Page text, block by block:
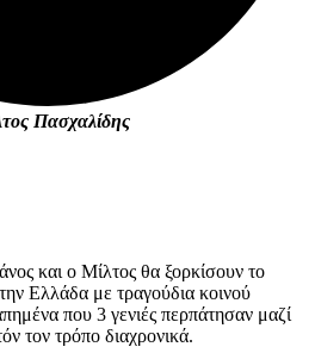
Πασχαλίδης
και ο Μίλτος θα ξορκίσουν το
Ελλάδα με τραγούδια κοινού
που 3 γενιές περπάτησαν μαζί
τον τρόπο διαχρονικά.